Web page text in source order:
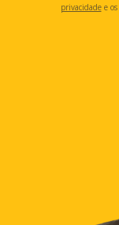
privacidadee os